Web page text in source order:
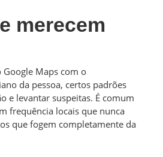
merecem
Maps com o
da pessoa, certos padrões
e levantar suspeitas. É comum
frequência locais que nunca
que fogem completamente da